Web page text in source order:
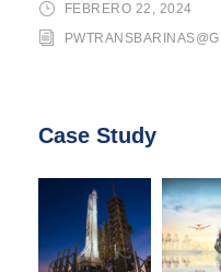
FEBRERO 22, 2024
Case Study